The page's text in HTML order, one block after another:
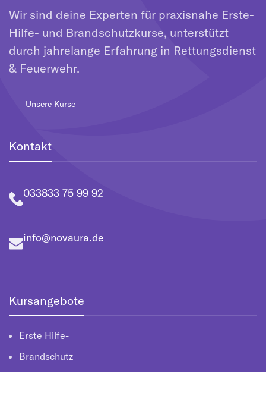
Wir sind deine Experten für praxisnahe Erste-
Hilfe- und Brandschutzkurse, unterstützt
durch jahrelange Erfahrung in Rettungsdienst
& Feuerwehr.
Unsere Kurse
Kontakt
033833 75 99 92
info@novaura.de
Kursangebote
Erste Hilfe-
Brandschutz